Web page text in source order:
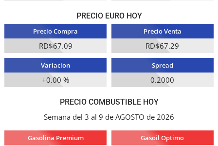
PRECIO EURO HOY
Precio Compra
RD$67.09
Precio Venta
RD$67.29
Variacion
+0.00 %
Spread
0.2000
PRECIO COMBUSTIBLE HOY
Semana del 3 al 9 de AGOSTO de 2026
Gasolina Premium Gasoil Optimo